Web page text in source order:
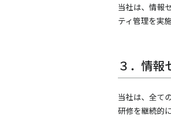
当社は、情報
ティ管理を実
３．情報
当社は、全て
研修を継続的